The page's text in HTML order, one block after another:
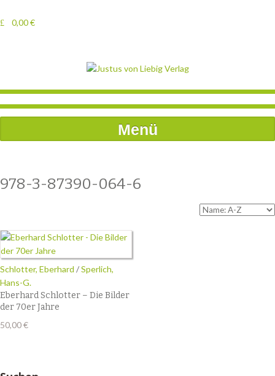
0,00€
Menü
978-3-87390-064-6
Schlotter, Eberhard /Sperlich,
Hans-G.
Eberhard Schlotter – Die Bilder
der 70er Jahre
50,00€